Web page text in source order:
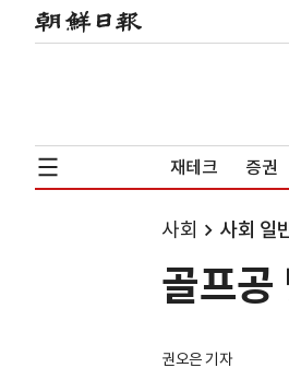
재테크 증권
사회 사회 일
골프
권오은 기자